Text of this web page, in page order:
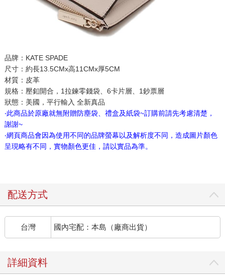
品牌：KATE SPADE
尺寸：約長13.5CMx高11CMx厚5CM
材質：皮革
規格：壓釦開合，1拉鍊零錢袋、6卡片層、1鈔票層
狀態：美國，平行輸入 全新真品
‧此商品於原廠就無附贈防塵袋、禮盒及紙袋~訂購前請先考慮清楚，
謝謝~
‧網頁商品會因為使用不同的品牌螢幕以及解析度不同，造成圖片顏色
呈現略有不同，實物顏色更佳，請以實品為準。
配送方式
台灣 國內宅配：本島（廠商出貨）
詳細資料